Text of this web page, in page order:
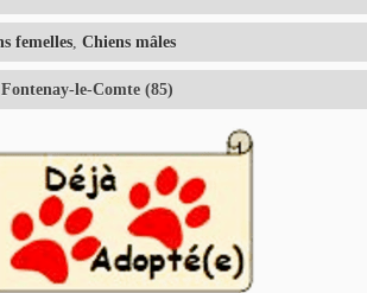
femelles ,Chiens mâles
le-Comte (85)